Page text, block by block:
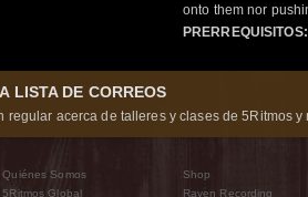
onto them nor
PRERREQUISITOS:
LISTA DE CORREOS
regular acerca de talleres y clases de 5Ritmos y
Quiénes Somos
5Ritmos Global
Shop
Raven Recording